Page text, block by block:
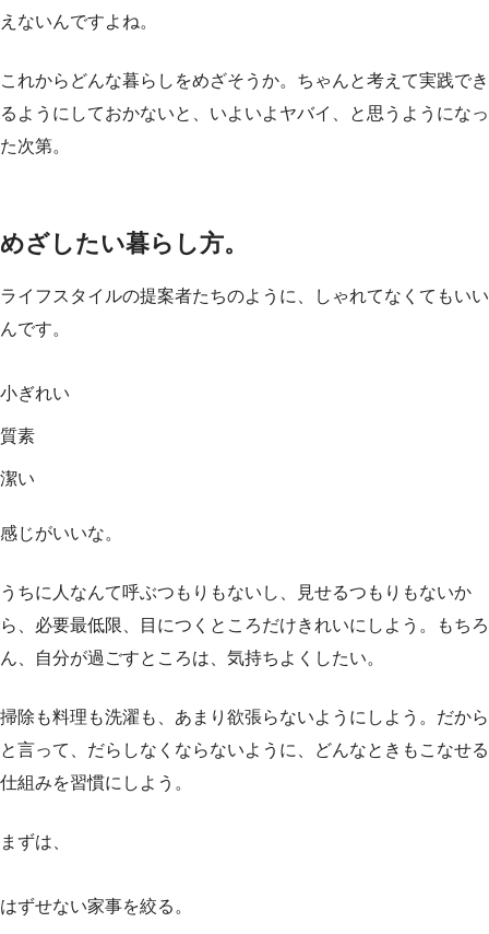
えないんですよね。
これからどんな暮らしをめざそうか。ちゃんと考えて実践でき
るようにしておかないと、いよいよヤバイ、と思うようになっ
た次第。
めざしたい暮らし方。
ライフスタイルの提案者たちのように、しゃれてなくてもいい
んです。
小ぎれい
質素
潔い
感じがいいな。
うちに人なんて呼ぶつもりもないし、見せるつもりもないか
ら、必要最低限、目につくところだけきれいにしよう。もちろ
ん、自分が過ごすところは、気持ちよくしたい。
掃除も料理も洗濯も、あまり欲張らないようにしよう。だから
と言って、だらしなくならないように、どんなときもこなせる
仕組みを習慣にしよう。
まずは、
はずせない家事を絞る。